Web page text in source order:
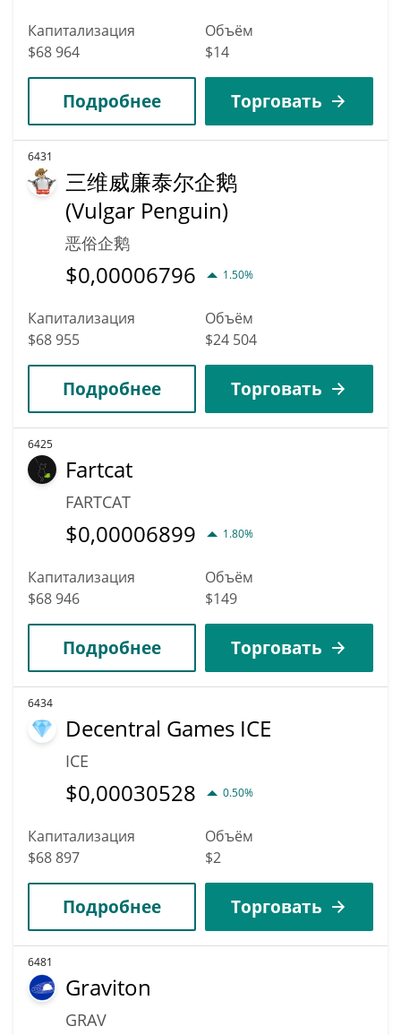
Капитализация
$68 964
Объём
$14
Подробнее Торговать
6431
三维威廉泰尔企鹅
(Vulgar Penguin)
恶俗企鹅
$0,00006796 1.50%
Капитализация
$68 955
Объём
$24 504
Подробнее Торговать
6425
Fartcat
FARTCAT
$0,00006899 1.80%
Капитализация
$68 946
Объём
$149
Подробнее Торговать
6434
Decentral Games ICE
ICE
$0,00030528 0.50%
Капитализация
$68 897
Объём
$2
Подробнее Торговать
6481
Graviton
GRAV